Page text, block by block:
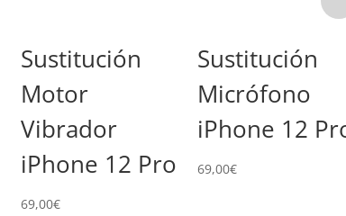
Sustitución
Motor
Vibrador
iPhone 12 Pro
69,00€
Sustitución
Micrófono
iPhone 12
69,00€